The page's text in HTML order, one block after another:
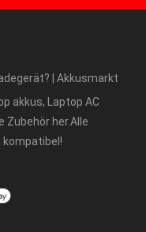
| Akkusmarkt
akkus, Laptop AC
Zubehör her.Alle
kompatibel!